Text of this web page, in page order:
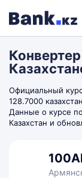
Официальный
128.7000
Данные о курсе
Казахстан и
100